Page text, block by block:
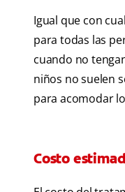
Igual que con
para todas las
cuando no
niños no suelen
para acomodar
Costo